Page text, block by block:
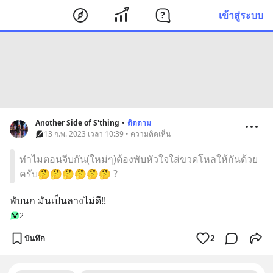
เข้าสู่ระบบ
Another Side of S'thing • ติดตาม
13 ก.พ. 2023 เวลา 10:39 • ความคิดเห็น
ทำไมตอนจีบกัน(ใหม่ๆ)ต้องพับหัวใจใส่ขวดโหลให้กันด้วย
ครับ🤔🤔🤔🤔🤔🤔 ?
พับนก มันเป็นลางไม่ดี!!
2
บันทึก 2